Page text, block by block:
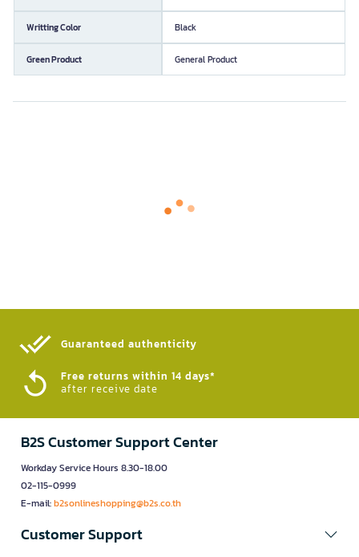
Writting Color Black
Green Product General Product
Guaranteed authenticity​
Free returns within 14 days*
after receive date
B2S Customer Support Center
Workday Service Hours 8.30-18.00
02-115-0999
E-mail:b2sonlineshopping@b2s.co.th
Customer Support